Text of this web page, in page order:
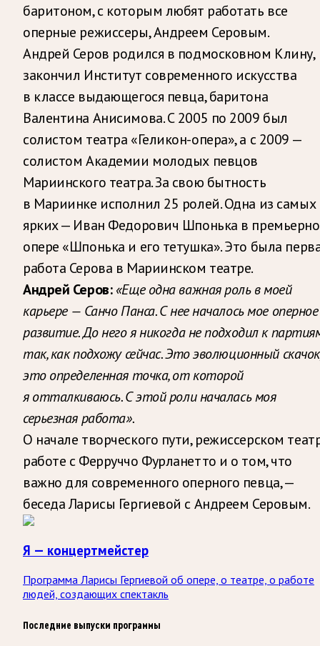
баритоном, с которым любят работать все
оперные режиссеры, Андреем Серовым.
Андрей Серов родился в подмосковном Клину,
закончил Институт современного искусства
в классе выдающегося певца, баритона
Валентина Анисимова. С 2005 по 2009 был
солистом театра «Геликон-опера», а с 2009 —
солистом Академии молодых певцов
Мариинского театра. За свою бытность
в Мариинке исполнил 25 ролей. Одна из самых
ярких — Иван Федорович Шпонька в
опере «Шпонька и его тетушка». Это была
работа Серова в Мариинском театре.
Андрей Серов: «Еще одна важная роль в моей
карьере — Санчо Панса. С нее началось мое оперное
развитие. До него я никогда не подходил к
так, как подхожу сейчас. Это эволюционный
это определенная точка, от которой
я отталкиваюсь. С этой роли началась моя
серьезная работа».
О начале творческого пути, режиссерском
работе с Ферруччо Фурланетто и о том, что
важно для современного оперного певца, —
беседа Ларисы Гергиевой с Андреем Серовым.
Я — концертмейстер
Программа Ларисы Гергиевой об опере, о театре, о работе
людей, создающих спектакль
Последние выпуски программы